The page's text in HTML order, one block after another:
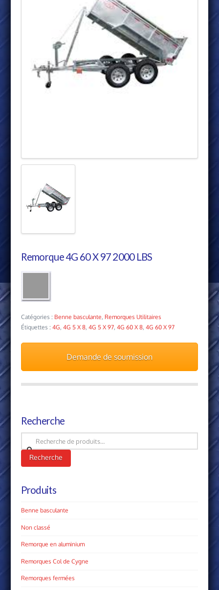
Remorque 4G 60 X 97 2000 LBS
Catégories : Benne basculante, Remorques Utilitaires
Étiquettes : 4G, 4G 5 X 8, 4G 5 X 97, 4G 60 X 8, 4G 60 X 97
Demande de soumission
Recherche
Recherche
pour :
Recherche
Produits
Benne basculante
Non classé
Remorque en aluminium
Remorques Col de Cygne
Remorques fermées